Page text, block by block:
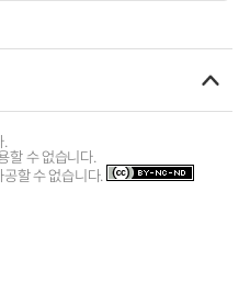
.
할 수 없습니다.
할 수 없습니다.